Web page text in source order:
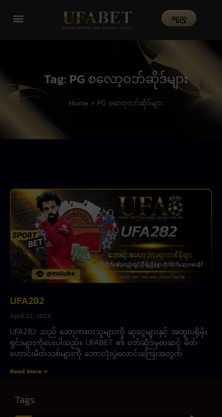
၀င္မည္
Tag: PG စလော့ဝဘ်ဆိုဒ်များ
Home » PG စလော့ဝဘ်ဆိုဒ်များ
UFA282
April 22, 2023
UFA282 သည် ဆော့ကစားသူများကို ဆုငွေများနှင့် အထူးပရိုမိုး
ရှင်းများကိုပေးပါသည်။ UFABET ၏ ဝဘ်ဆိုဒ်မှတဆင့် မိတ်
ဟောင်းမိတ်သစ်များကို ဘောလုံးပွဲလောင်းကြေးအတွက်
Read More »
Tags